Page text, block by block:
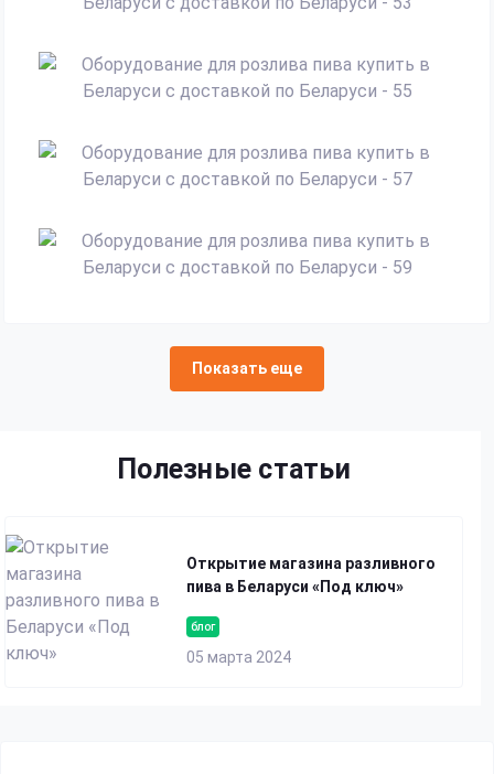
Показать еще
Полезные статьи
блог
05 марта 2024
Открытие магазина разливного
пива в Беларуси «Под ключ»